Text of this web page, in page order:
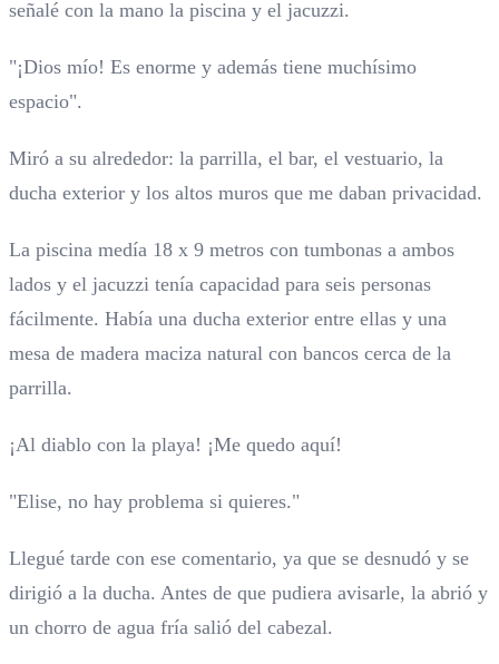
señalé con la mano la piscina y el jacuzzi.
"¡Dios mío! Es enorme y además tiene muchísimo
espacio".
Miró a su alrededor: la parrilla, el bar, el vestuario, la
ducha exterior y los altos muros que me daban privacidad.
La piscina medía 18 x 9 metros con tumbonas a ambos
lados y el jacuzzi tenía capacidad para seis personas
fácilmente. Había una ducha exterior entre ellas y una
mesa de madera maciza natural con bancos cerca de la
parrilla.
¡Al diablo con la playa! ¡Me quedo aquí!
"Elise, no hay problema si quieres."
Llegué tarde con ese comentario, ya que se desnudó y se
dirigió a la ducha. Antes de que pudiera avisarle, la abrió y
un chorro de agua fría salió del cabezal.